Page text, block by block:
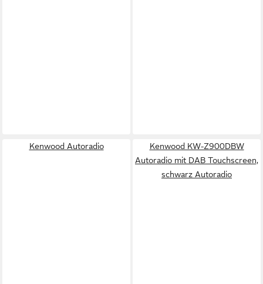
Kenwood Autoradio
Kenwood KW-Z900DBW
Autoradio mit DAB Touchscreen,
schwarz Autoradio